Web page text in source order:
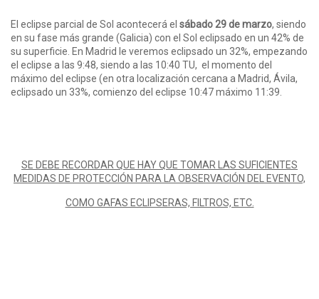
El eclipse parcial de Sol acontecerá el sábado 29 de marzo, siendo
en su fase más grande (Galicia) con el Sol eclipsado en un 42% de
su superficie. En Madrid le veremos eclipsado un 32%, empezando
el eclipse a las 9:48, siendo a las 10:40 TU, el momento del
máximo del eclipse (en otra localización cercana a Madrid, Ávila,
eclipsado un 33%, comienzo del eclipse 10:47 máximo 11:39.
SE DEBE RECORDAR QUE HAY QUE TOMAR LAS SUFICIENTES
MEDIDAS DE PROTECCIÓN PARA LA OBSERVACIÓN DEL EVENTO,
COMO GAFAS ECLIPSERAS, FILTROS, ETC.